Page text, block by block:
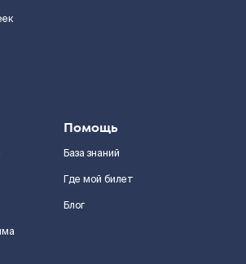
Помощь
База знаний
Где мой билет
Блог